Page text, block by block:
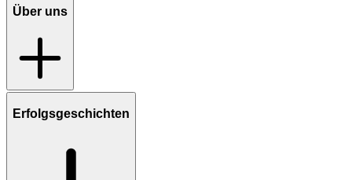
Über uns
Erfolgsgeschichten